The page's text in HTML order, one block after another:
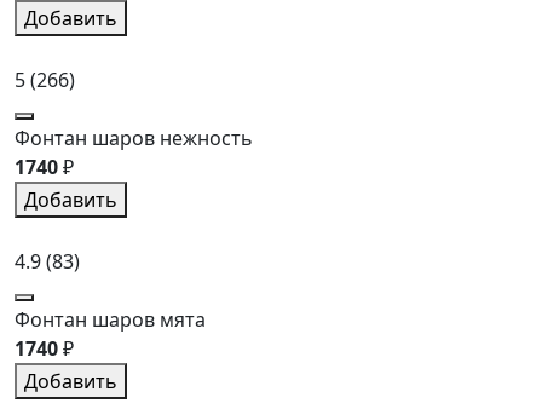
Добавить
5(266)
Фонтан шаров нежность
1740₽
Добавить
4.9(83)
Фонтан шаров мята
1740₽
Добавить